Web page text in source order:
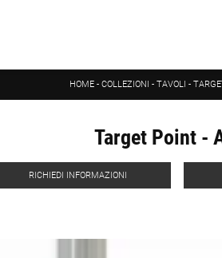
HOME- COLLEZIONI - TAVOLI -
Target Point -
RICHIEDI INFORMAZIONI